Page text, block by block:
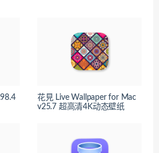
花見 Live Wallpaper for Mac
v25.7 超高清4K动态壁纸